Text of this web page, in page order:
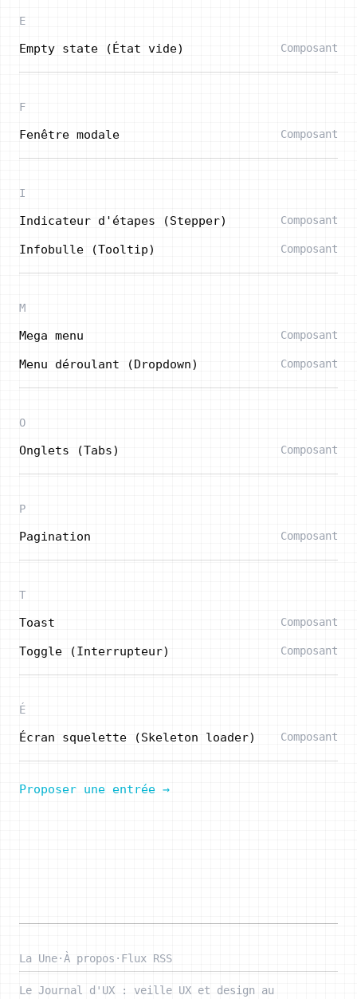
E
Empty state (État vide) Composant
F
Fenêtre modale Composant
I
Indicateur d'étapes (Stepper) Composant
Infobulle (Tooltip) Composant
M
Mega menu Composant
Menu déroulant (Dropdown) Composant
O
Onglets (Tabs) Composant
P
Pagination Composant
T
Toast Composant
Toggle (Interrupteur) Composant
É
Écran squelette (Skeleton loader) Composant
Proposer une entrée →
La Une·À propos · Flux RSS
Le Journal d'UX : veille UX et design au